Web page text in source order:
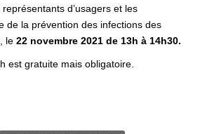
d’usagers et les
de la prévention des infections des
le 22 novembre 2021 de 13h à 14h30.
est gratuite mais obligatoire.